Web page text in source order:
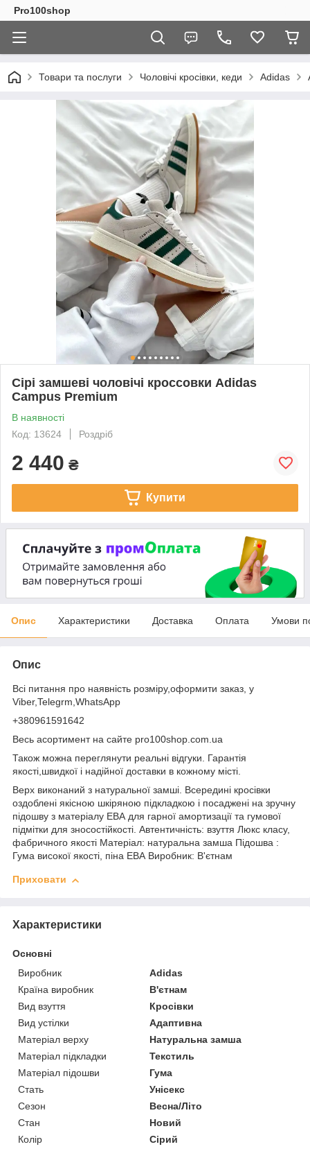
Pro100shop
Товари та послуги Чоловічі кросівки, кеди Adidas
Сірі замшеві чоловічі кроссовки Adidas
Campus Premium
В наявності
Код: 13624
Роздріб
2 440 ₴
Купити
Опис Характеристики Доставка Оплата Умови
Опис
Всі питання про наявність розміру,оформити заказ, у
Viber,Telegrm,WhatsApp
+380961591642
Весь асортимент на сайте pro100shop.com.ua
Також можна переглянути реальні відгуки. Гарантія
якості,швидкої і надійної доставки в кожному місті.
Верх виконаний з натуральної замші. Всередині кросівки
оздоблені якісною шкіряною підкладкою і посаджені на зручну
підошву з матеріалу ЕВА для гарної амортизації та гумової
підмітки для зносостійкості. Автентичність: взуття Люкс класу,
фабричного якості Матеріал: натуральна замша Підошва :
Гума високої якості, піна ЕВА Виробник: В'єтнам
Приховати
Характеристики
Основні
Виробник
Adidas
Країна виробник
В'єтнам
Вид взуття
Кросівки
Вид устілки
Адаптивна
Матеріал верху
Натуральна замша
Матеріал підкладки
Текстиль
Матеріал підошви
Гума
Стать
Унісекс
Сезон
Весна/Літо
Стан
Новий
Колір
Сірий